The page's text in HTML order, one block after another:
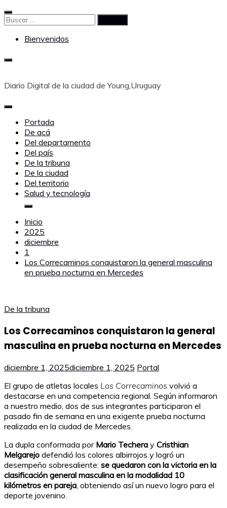
Saltar
al
Buscar:
Bienvenidos
Diario Digital de la ciudad de Young,Uruguay
Portada
De acá
Del departamento
Del país
De la tribuna
De la ciudad
Del territorio
Salud y tecnología
Inicio
2025
diciembre
1
Los Correcaminos conquistaron la general masculina
en prueba nocturna en Mercedes
De la tribuna
Los Correcaminos conquistaron la general
masculina en prueba nocturna en Mercedes
diciembre 1, 2025diciembre 1, 2025 Portal
El grupo de atletas locales Los Correcaminos volvió a
destacarse en una competencia regional. Según informaron
a nuestro medio, dos de sus integrantes participaron el
pasado fin de semana en una exigente prueba nocturna
realizada en la ciudad de Mercedes.
La dupla conformada por Mario Techera y Cristhian
Melgarejo defendió los colores albirrojos y logró un
desempeño sobresaliente: se quedaron con la victoria en la
clasificación general masculina en la modalidad 10
kilómetros en pareja, obteniendo así un nuevo logro para el
deporte jovenino.